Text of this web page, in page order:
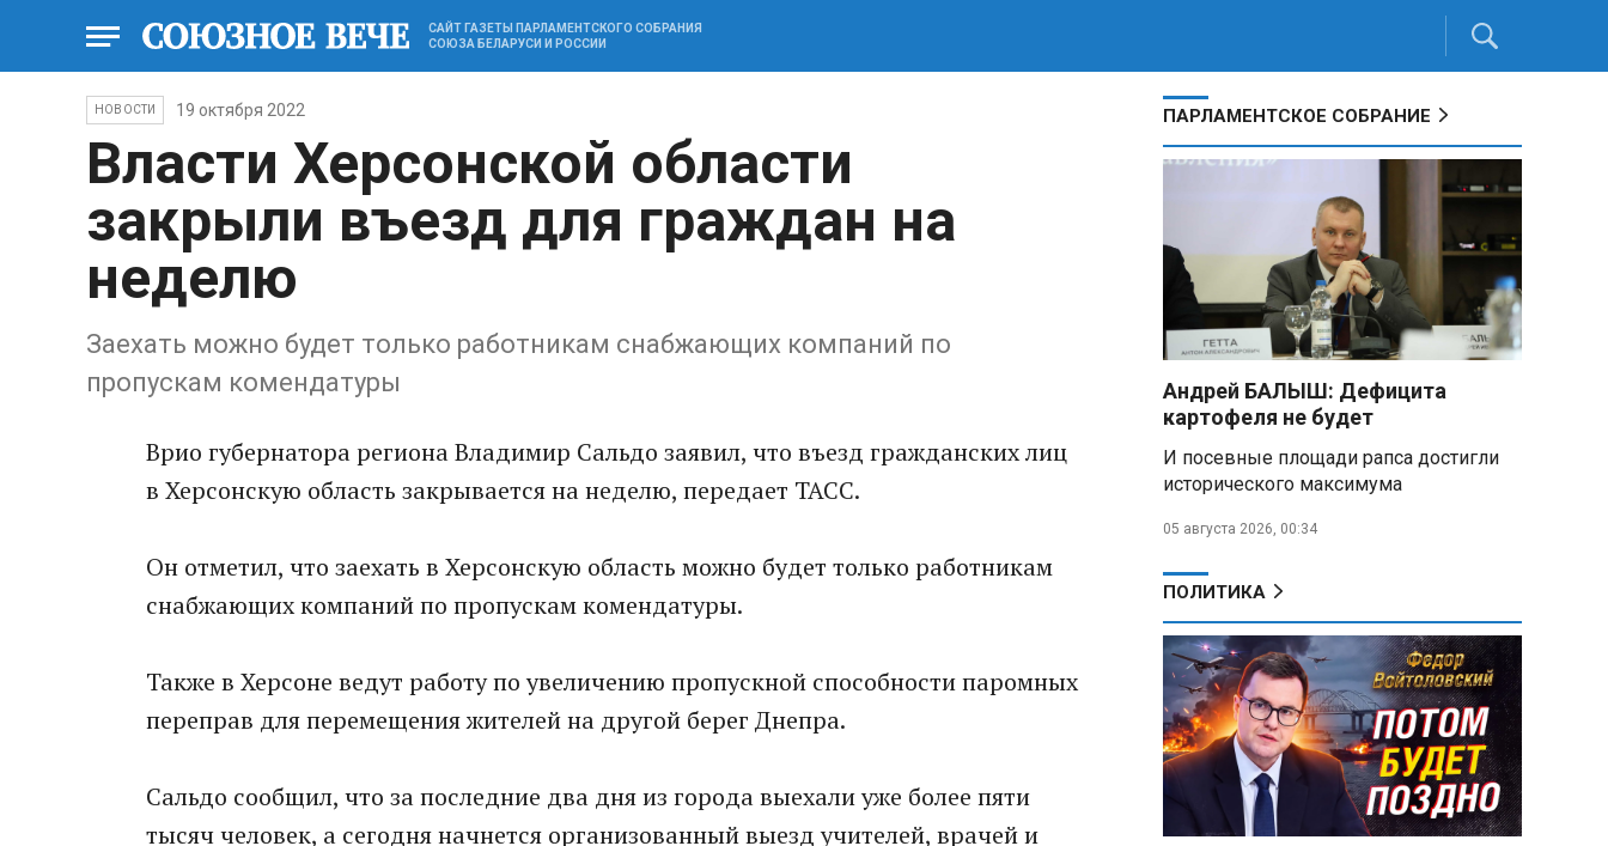
САЙТ ГАЗЕТЫ ПАРЛАМЕНТСКОГО СОБРАНИЯ
СОЮЗА БЕЛАРУСИ И РОССИИ
НОВОСТИ 19 октября 2022
Власти Херсонской области
закрыли въезд для граждан на
неделю
Заехать можно будет только работникам снабжающих компаний по
пропускам комендатуры
Врио губернатора региона Владимир Сальдо заявил, что въезд гражданских лиц
в Херсонскую область закрывается на неделю, передает ТАСС.
Он отметил, что заехать в Херсонскую область можно будет только работникам
снабжающих компаний по пропускам комендатуры.
Также в Херсоне ведут работу по увеличению пропускной способности паромных
переправ для перемещения жителей на другой берег Днепра.
Сальдо сообщил, что за последние два дня из города выехали уже более пяти
тысяч человек, а сегодня начнется организованный выезд учителей, врачей и
ПАРЛАМЕНТСКОЕ СОБРАНИЕ
Андрей БАЛЫШ: Дефицита
картофеля не будет
И посевные площади рапса достигли
исторического максимума
05 августа 2026, 00:34
ПОЛИТИКА